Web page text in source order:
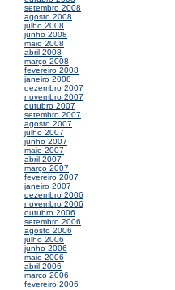
setembro 2008
agosto 2008
julho 2008
junho 2008
maio 2008
abril 2008
março 2008
fevereiro 2008
janeiro 2008
dezembro 2007
novembro 2007
outubro 2007
setembro 2007
agosto 2007
julho 2007
junho 2007
maio 2007
abril 2007
março 2007
fevereiro 2007
janeiro 2007
dezembro 2006
novembro 2006
outubro 2006
setembro 2006
agosto 2006
julho 2006
junho 2006
maio 2006
abril 2006
março 2006
fevereiro 2006